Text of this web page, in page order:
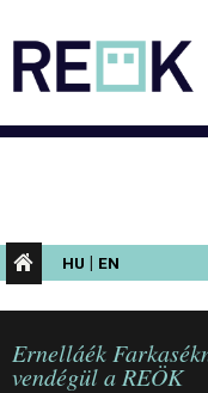
HU | EN
Ernelláék
vendégül a REÖK